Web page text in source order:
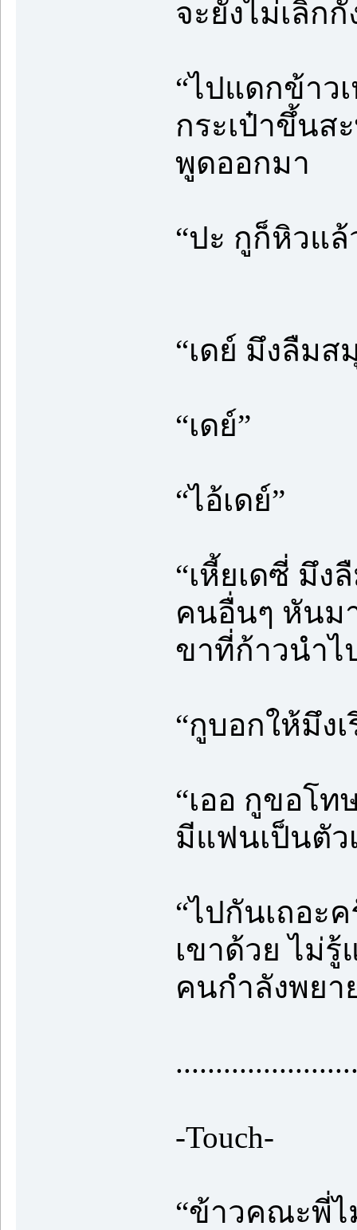
จะยังไม่เลิก
“ไปแดกข้าว
กระเป๋าขึ้นส
พูดออกมา
“ปะ กูก็หิวแ
“เดย์ มึงลืมส
“เดย์”
“ไอ้เดย์”
“เหี้ยเดซี่ มึง
คนอื่นๆ หันม
ขาที่ก้าวนำไ
“กูบอกให้มึงเ
“เออ กูขอโ
มีแฟนเป็นตัว
“ไปกันเถอะ
เขาด้วย ไม่
คนกำลังพยา
-Touch-
“ข้าวคณะพี่ไ